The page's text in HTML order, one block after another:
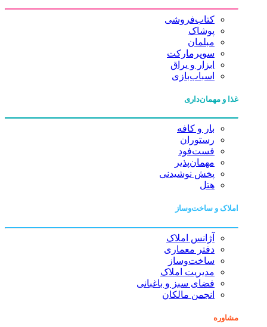
کتاب‌فروشی
پوشاک
مبلمان
سوپرمارکت
ابزار و یراق
اسباب‌بازی
غذا و مهمان‌داری
بار و کافه
رستوران
فست‌فود
مهمان‌پذیر
پخش نوشیدنی
هتل
املاک و ساخت‌وساز
آژانس املاک
دفتر معماری
ساخت‌وساز
مدیریت املاک
فضای سبز و باغبانی
انجمن مالکان
مشاوره